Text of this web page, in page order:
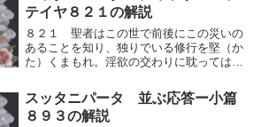
７ 師は答え...
テイヤ８２１の解説
８２１ 聖者はこの世で前後にこの災いの
あることを知り、独りでいる修行を堅（か
た）くまもれ。淫欲の交わりに耽ってはな
考の運動（快⇔不快）には」この災いのあ
ることを知り、人間的思考の運動（快⇔不
快）を制して...
スッタニパータ 並ぶ応答ー小篇
８９３の解説